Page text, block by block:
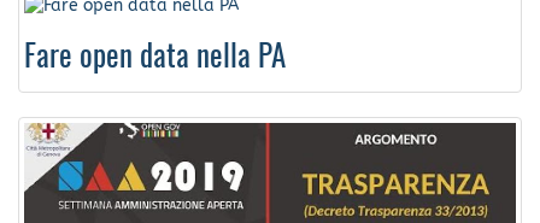
Fare open data nella PA